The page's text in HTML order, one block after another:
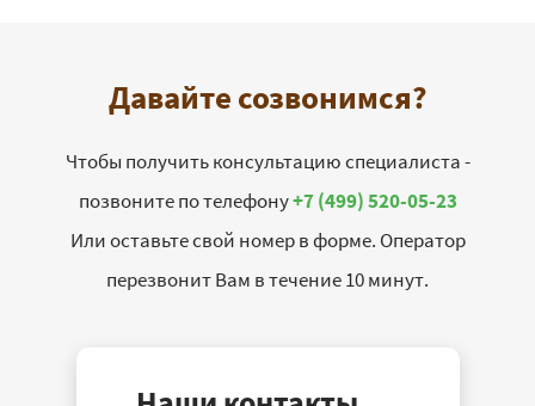
Давайте созвонимся?
Чтобы получить консультацию специалиста -
позвоните по телефону+7 (499) 520-05-23
Или оставьте свой номер в форме. Оператор
перезвонит Вам в течение 10 минут.